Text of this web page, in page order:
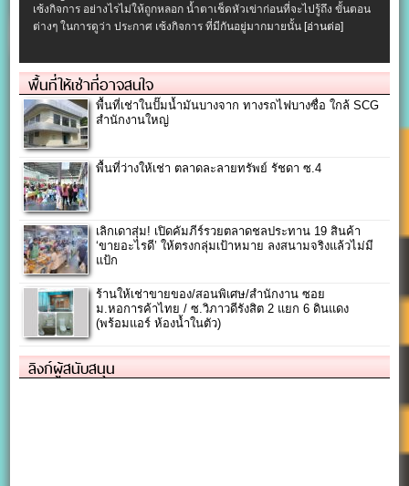
เซ้งกิจการ อย่างไรไม่ให้ถูกหลอก น้ำตาเช็ดหัวเข่าก่อนที่จะไปรู้ถึง ขั้นตอน
ต่างๆ ในการดูว่า ประกาศ เซ้งกิจการ ที่มีกันอยู่มากมายนั้น[อ่านต่อ]
พื้นที่ให้เช่าที่อาจสนใจ
พื้นที่เช่าในปั๊มน้ำมันบางจาก ทางรถไฟบางซื่อ ใกล้ SCG
สำนักงานใหญ่
พื้นที่ว่างให้เช่า ตลาดละลายทรัพย์ รัชดา ซ.4
เลิกเดาสุ่ม! เปิดคัมภีร์รวยตลาดชลประทาน 19 สินค้า
‘ขายอะไรดี’ ให้ตรงกลุ่มเป้าหมาย ลงสนามจริงแล้วไม่มี
แป้ก
ร้านให้เช่าขายของ/สอนพิเศษ/สำนักงาน ซอย
ม.หอการค้าไทย / ซ.วิภาวดีรังสิต 2 แยก 6 ดินแดง
(พร้อมแอร์ ห้องน้ำในตัว)
ลิงก์ผู้สนับสนุน